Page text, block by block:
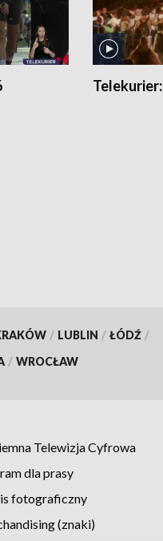
Telekurier:
/ LUBLIN / ŁÓDŹ /
/ WROCŁAW
Telewizja Cyfrowa
dla prasy
fotograficzny
(znaki)